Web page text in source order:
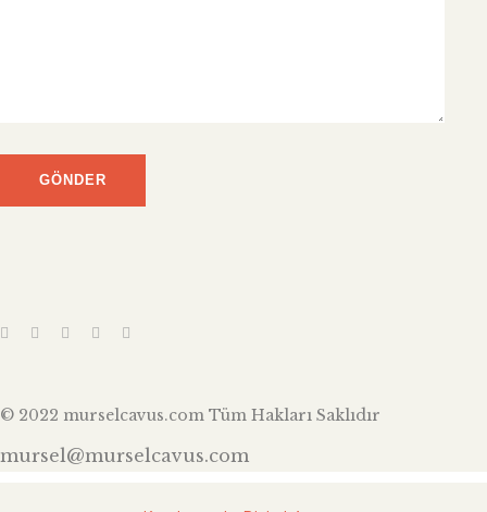
© 2022 murselcavus.com Tüm Hakları Saklıdır
mursel@murselcavus.com